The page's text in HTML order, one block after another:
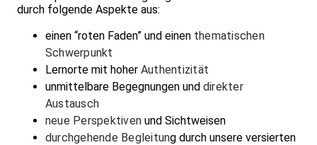
durch folgende Aspekte aus:
einen “roten Faden” und einen thematischen
Schwerpunkt
Lernorte mit hoher Authentizität
unmittelbare Begegnungen und direkter
Austausch
neue Perspektiven und Sichtweisen
durchgehende Begleitung durch unsere versierten